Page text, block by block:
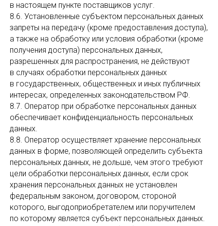
в настоящем пункте поставщиков услуг.
8.6. Установленные субъектом персональных данных
запреты на передачу (кроме предоставления доступа),
а также на обработку или условия обработки (кроме
получения доступа) персональных данных,
разрешенных для распространения, не действуют
в случаях обработки персональных данных
в государственных, общественных и иных публичных
интересах, определенных законодательством РФ.
8.7. Оператор при обработке персональных данных
обеспечивает конфиденциальность персональных
данных.
8.8. Оператор осуществляет хранение персональных
данных в форме, позволяющей определить субъекта
персональных данных, не дольше, чем этого требуют
цели обработки персональных данных, если срок
хранения персональных данных не установлен
федеральным законом, договором, стороной
которого, выгодоприобретателем или поручителем
по которому является субъект персональных данных.